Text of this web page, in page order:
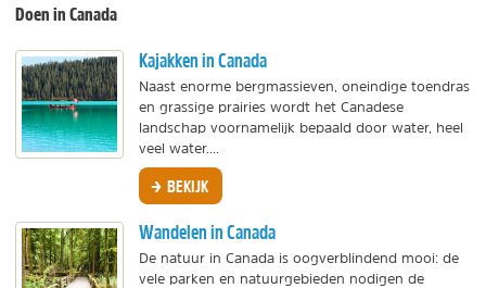
Doen in Canada
Kajakken in Canada
Naast enorme bergmassieven, oneindige toendras
en grassige prairies wordt het Canadese
landschap voornamelijk bepaald door water, heel
veel water....
BEKIJK
Wandelen in Canada
De natuur in Canada is oogverblindend mooi: de
vele parken en natuurgebieden nodigen de